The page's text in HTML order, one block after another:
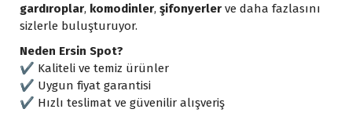
gardıroplar, komodinler, şifonyerler ve daha fazlasını
sizlerle buluşturuyor.
Neden Ersin Spot?
✔ Kaliteli ve temiz ürünler
✔ Uygun fiyat garantisi
✔ Hızlı teslimat ve güvenilir alışveriş